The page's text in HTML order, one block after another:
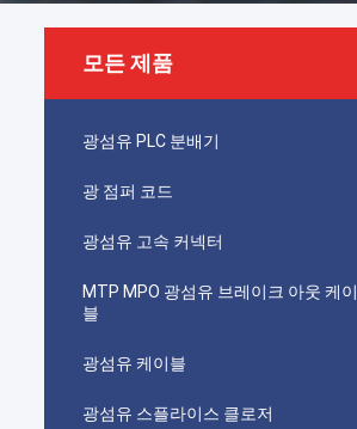
모든 제품
광섬유 PLC 분배기
광 점퍼 코드
광섬유 고속 커넥터
MTP MPO 광섬유 브레이크 아웃 케이
블
광섬유 케이블
광섬유 스플라이스 클로저